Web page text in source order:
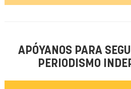
APÓYANOS PARA
PERIODISMO